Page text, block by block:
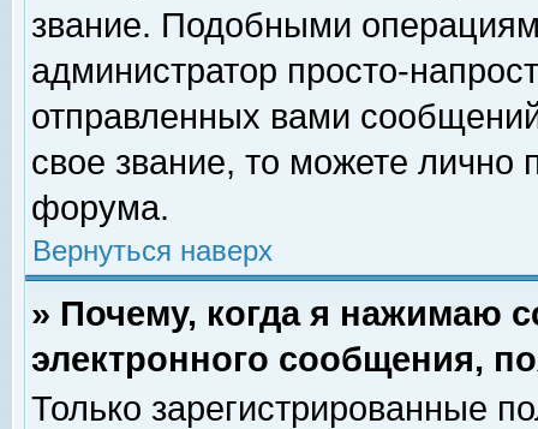
звание. Подобными
администратор просто-
отправленных вами
свое звание, то можете лично
форума.
Вернуться наверх
» Почему, когда я нажимаю
электронного сообщения,
Только зарегистрированные